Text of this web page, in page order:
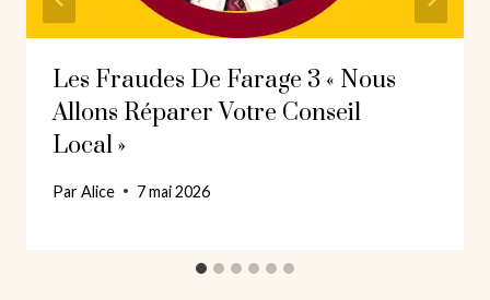
Les Fraudes De Farage 3 « Nous
Allons Réparer Votre Conseil
Local »
ParAlice 7 mai 2026